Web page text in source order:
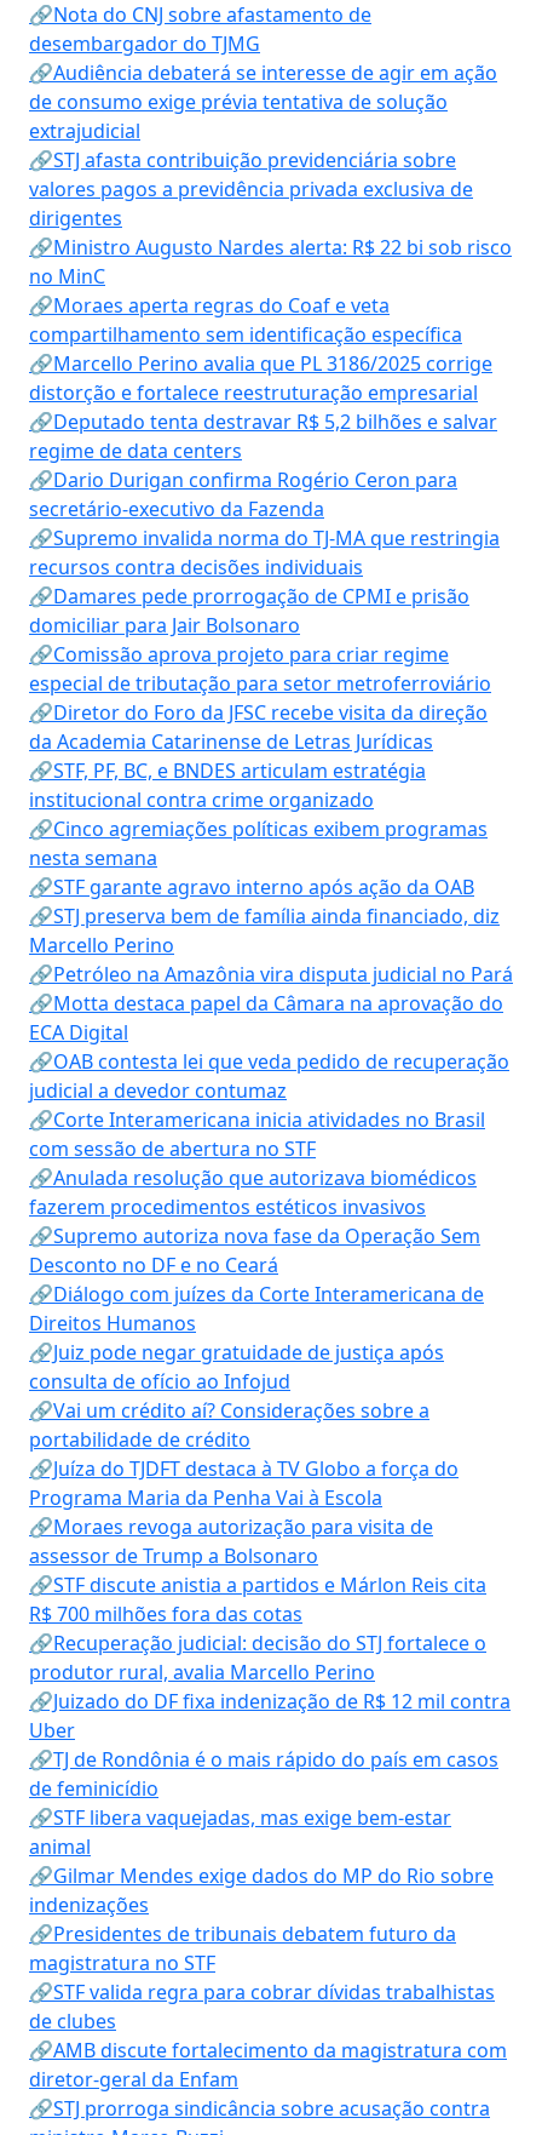
🔗Nota do CNJ sobre afastamento de
desembargador do TJMG
🔗Audiência debaterá se interesse de agir em ação
de consumo exige prévia tentativa de solução
extrajudicial
🔗STJ afasta contribuição previdenciária sobre
valores pagos a previdência privada exclusiva de
dirigentes
🔗Ministro Augusto Nardes alerta: R$ 22 bi sob risco
no MinC
🔗Moraes aperta regras do Coaf e veta
compartilhamento sem identificação específica
🔗Marcello Perino avalia que PL 3186/2025 corrige
distorção e fortalece reestruturação empresarial
🔗Deputado tenta destravar R$ 5,2 bilhões e salvar
regime de data centers
🔗Dario Durigan confirma Rogério Ceron para
secretário-executivo da Fazenda
🔗Supremo invalida norma do TJ-MA que restringia
recursos contra decisões individuais
🔗Damares pede prorrogação de CPMI e prisão
domiciliar para Jair Bolsonaro
🔗Comissão aprova projeto para criar regime
especial de tributação para setor metroferroviário
🔗Diretor do Foro da JFSC recebe visita da direção
da Academia Catarinense de Letras Jurídicas
🔗STF, PF, BC, e BNDES articulam estratégia
institucional contra crime organizado
🔗Cinco agremiações políticas exibem programas
nesta semana
🔗STF garante agravo interno após ação da OAB
🔗STJ preserva bem de família ainda financiado, diz
Marcello Perino
🔗Petróleo na Amazônia vira disputa judicial no Pará
🔗Motta destaca papel da Câmara na aprovação do
ECA Digital
🔗OAB contesta lei que veda pedido de recuperação
judicial a devedor contumaz
🔗Corte Interamericana inicia atividades no Brasil
com sessão de abertura no STF
🔗Anulada resolução que autorizava biomédicos
fazerem procedimentos estéticos invasivos
🔗Supremo autoriza nova fase da Operação Sem
Desconto no DF e no Ceará
🔗Diálogo com juízes da Corte Interamericana de
Direitos Humanos
🔗Juiz pode negar gratuidade de justiça após
consulta de ofício ao Infojud
🔗Vai um crédito aí? Considerações sobre a
portabilidade de crédito
🔗Juíza do TJDFT destaca à TV Globo a força do
Programa Maria da Penha Vai à Escola
🔗Moraes revoga autorização para visita de
assessor de Trump a Bolsonaro
🔗STF discute anistia a partidos e Márlon Reis cita
R$ 700 milhões fora das cotas
🔗Recuperação judicial: decisão do STJ fortalece o
produtor rural, avalia Marcello Perino
🔗Juizado do DF fixa indenização de R$ 12 mil contra
Uber
🔗TJ de Rondônia é o mais rápido do país em casos
de feminicídio
🔗STF libera vaquejadas, mas exige bem-estar
animal
🔗Gilmar Mendes exige dados do MP do Rio sobre
indenizações
🔗Presidentes de tribunais debatem futuro da
magistratura no STF
🔗STF valida regra para cobrar dívidas trabalhistas
de clubes
🔗AMB discute fortalecimento da magistratura com
diretor-geral da Enfam
🔗STJ prorroga sindicância sobre acusação contra